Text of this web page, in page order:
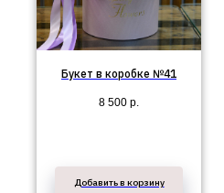
Букет в коробке №41
8 500 р.
Добавить в корзину